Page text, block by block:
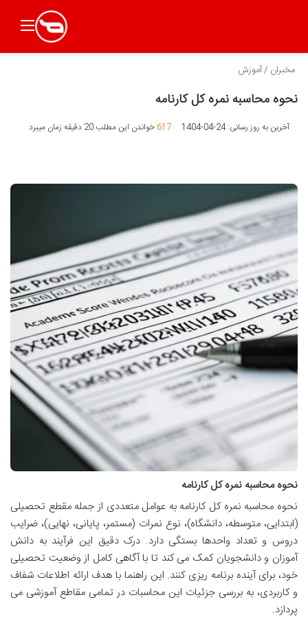
مخبران /آموزش
نحوه محاسبه نمره کل کارنامه
آخرین به روز رسانی: 24-04-1404 خواندن این مطلب 20 دقیقه زمان میبرد
نحوه محاسبه نمره کل کارنامه
نحوه محاسبه نمره کل کارنامه به عوامل متعددی از جمله مقطع تحصیلی
(ابتدایی، متوسطه، دانشگاه)، نوع نمرات (مستمر، پایانی، نهایی)، ضرایب
دروس و تعداد واحدها بستگی دارد. درک دقیق این فرآیند به دانش
آموزان و دانشجویان کمک می کند تا با آگاهی کامل از وضعیت تحصیلی
خود، برای آینده برنامه ریزی کنند. این راهنما با هدف ارائه اطلاعات شفاف
و کاربردی، به بررسی جزئیات این محاسبات در تمامی مقاطع آموزشی می
پردازد.